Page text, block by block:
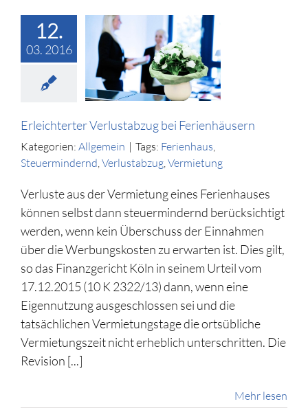
12.
03. 2016
bei
Erleichterter Verlustabzug bei Ferienhäusern
Kategorien: Allgemein | Tags: Ferienhaus
Steuermindernd Verlustabzug Vermietung
Verluste aus der Vermietung eines Ferienhauses
können selbst dann steuermindernd berücksichtigt
werden, wenn kein Überschuss der Einnahmen
über die Werbungskosten zu erwarten ist. Dies gilt,
so das Finanzgericht Köln in seinem Urteil vom
17.12.2015 (10 K 2322/13) dann, wenn eine
Eigennutzung ausgeschlossen sei und die
tatsächlichen Vermietungstage die ortsübliche
Vermietungszeit nicht erheblich unterschritten. Die
Revision [...]
Mehr lesen